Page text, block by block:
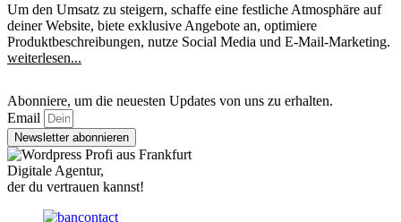
Um den Umsatz zu steigern, schaffe eine festliche Atmosphäre auf
deiner Website, biete exklusive Angebote an, optimiere
Produktbeschreibungen, nutze Social Media und E-Mail-Marketing.
weiterlesen...
Abonniere, um die neuesten Updates von uns zu erhalten.
Email
Newsletter abonnieren
Digitale Agentur,
der du vertrauen kannst!